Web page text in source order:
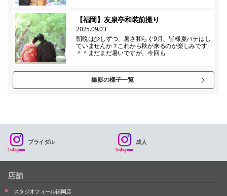
【福岡】友泉亭和装前撮り
2025.09.03
朝晩は少しずつ、暑さ和らぐ9月、皆様夏バテはし
ていませんか？これから秋が来るのが楽しみです
＾＾まだまだ暑いですが、今回も
撮影の様子一覧
ブライダル 成人
店舗
スタジオフィール福岡店